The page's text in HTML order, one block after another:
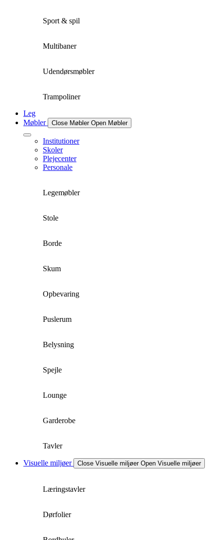
Sport & spil
Multibaner
Udendørsmøbler
Trampoliner
Leg
Møbler
Close Møbler Open Møbler
Institutioner
Skoler
Plejecenter
Personale
Legemøbler
Stole
Borde
Skum
Opbevaring
Puslerum
Belysning
Spejle
Lounge
Garderobe
Tavler
Visuelle miljøer Close Visuelle miljøer Open Visuelle miljøer
Læringstavler
Dørfolier